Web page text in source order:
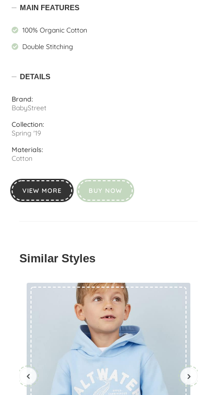
MAIN FEATURES
100% Organic Cotton
Double Stitching
DETAILS
Brand:
BabyStreet
Collection:
Spring '19
Materials:
Cotton
VIEW MORE BUY NOW
Similar Styles